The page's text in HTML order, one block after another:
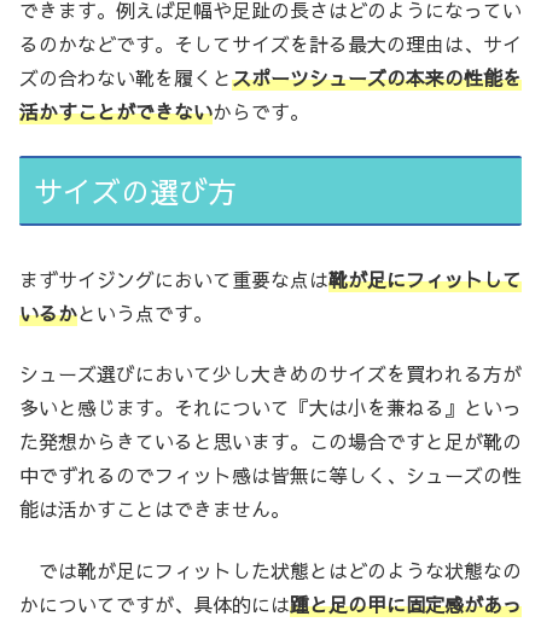
できます。例えば足幅や足趾の長さはどのようになってい
るのかなどです。そしてサイズを計る最大の理由は、サイ
ズの合わない靴を履くとスポーツシューズの本来の性能を
活かすことができないからです。
サイズの選び方
まずサイジングにおいて重要な点は靴が足にフィットして
いるかという点です。
シューズ選びにおいて少し大きめのサイズを買われる方が
多いと感じます。それについて『大は小を兼ねる』といっ
た発想からきていると思います。この場合ですと足が靴の
中でずれるのでフィット感は皆無に等しく、シューズの性
能は活かすことはできません。
では靴が足にフィットした状態とはどのような状態なの
かについてですが、具体的には踵と足の甲に固定感があっ